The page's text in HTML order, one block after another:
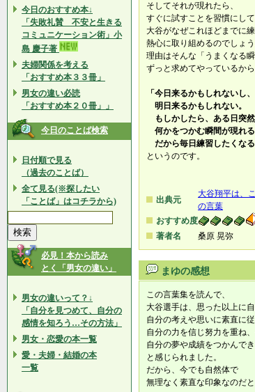
今日のおすすめ本↓
「失敗礼賛 不安と生きる
コミュニケーション術」小
島 慶子著
夫婦関係を考える
「おすすめ本３３冊」
男女の違い必読
「おすすめ本２０冊」」
今日のことば検索
日付順で見る
（過去のことば）
全て見る(※探したい
「ことば」はコチラから)
必見！本から読み
とく「男女の違い」
男女の違いって？↓
「自分を見つめて、自分の
感情を知ろう…その方法」
男女・恋愛の本一覧
愛・夫婦・結婚の本
一覧
そしてそれが現れたら、
すぐに試すことを習慣にして
大谷がなぜこれほどまでに
熱心に取り組めるのでしょう
理由はそんな「うまくなる
ずっと求めてやっているから
「今日来るかもしれないし、
明日来るかもしれない。
もしかしたら、ある日突
何かをつかむ瞬間が現れる
だから毎日練習したくなる
というのです。
出典元
大谷翔平は、
の言葉
おすすめ度
著者名
桑原 晃弥
まゆの感想
この言葉集を読んで、
大谷選手は、思った以上に自
自分の考えや思いに素直に従
自分の力を信じ努力を重ね
自分の夢や成績をつかんで
と感じられました。
だから、今でも自然体で
無理なく素直な印象なのだと